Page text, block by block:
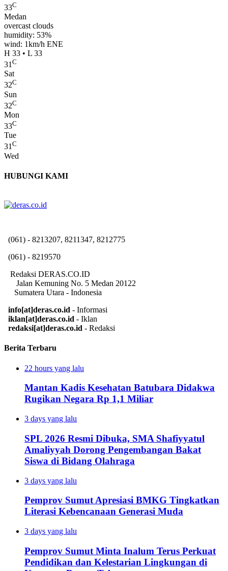
33C
Medan
overcast clouds
humidity: 53%
wind: 1km/h ENE
H 33 • L 33
31 C
Sat
32C
Sun
32C
Mon
33C
Tue
31C
Wed
HUBUNGI KAMI
(061) - 8213207, 8211347, 8212775
(061) - 8219570
Redaksi DERAS.CO.ID
Jalan Kemuning No. 5 Medan 20122
Sumatera Utara - Indonesia
info[at]deras.co.id - Informasi
iklan[at]deras.co.id - Iklan
redaksi[at]deras.co.id - Redaksi
Berita Terbaru
22 hours yang lalu
Mantan Kadis Kesehatan Batubara Didakwa
Rugikan Negara Rp 1,1 Miliar
3 days yang lalu
SPL 2026 Resmi Dibuka, SMA Shafiyyatul
Amaliyyah Dorong Pengembangan Bakat
Siswa di Bidang Olahraga
3 days yang lalu
Pemprov Sumut Apresiasi BMKG Tingkatkan
Literasi Kebencanaan Generasi Muda
3 days yang lalu
Pemprov Sumut Minta Inalum Terus Perkuat
Pendidikan dan Kelestarian Lingkungan di